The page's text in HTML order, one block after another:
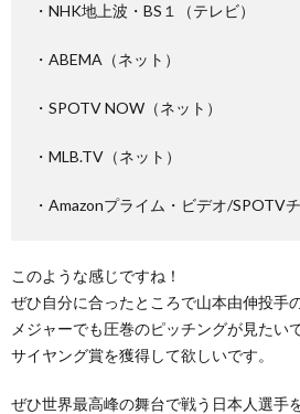
・NHK地上波・BS１（テレビ）
・ABEMA（ネット）
・SPOTV NOW（ネット）
・MLB.TV（ネット）
・Amazonプライム・ビデオ/SPOTV
このような感じですね！
ぜひ自分に合ったところで山本由伸投手
メジャーでも圧巻のピッチングが見たい
サイヤング賞を獲得して欲しいです。
ぜひ世界最高峰の舞台で戦う日本人選手